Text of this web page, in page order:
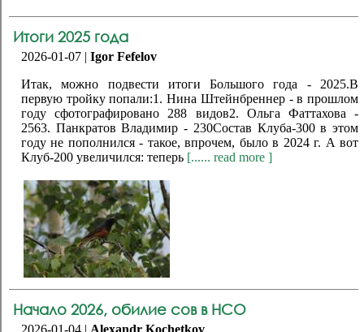
Итоги 2025 года
2026-01-07 | Igor Fefelov
Итак, можно подвести итоги Большого года - 2025.В
первую тройку попали:1. Нина Штейнбреннер - в прошлом
году сфотографировано 288 видов2. Ольга Фаттахова -
2563. Панкратов Владимир - 230Состав Клуба-300 в этом
году не пополнился - такое, впрочем, было в 2024 г. А вот
Клуб-200 увеличился: теперь [...... read more ]
Начало 2026, обилие сов в НСО
2026-01-04 | Alexandr Kochetkov